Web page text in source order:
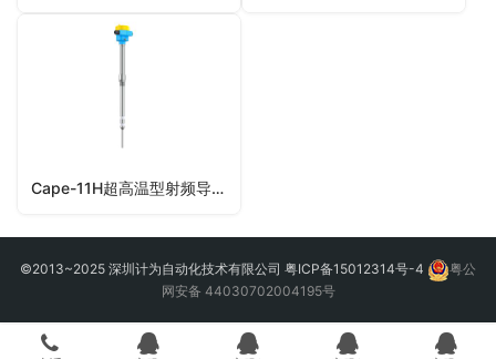
Cape-11H超高温型射频导纳料位开关
©2013~2025 深圳计为自动化技术有限公司 粤ICP备15012314号-4
粤公
网安备 44030702004195号